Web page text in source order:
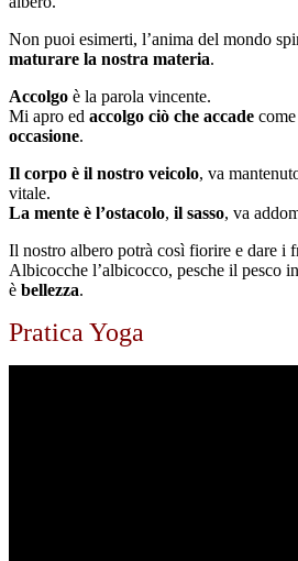
Non puoi esimerti, l’anima del mondo
maturare la nostra materia.
Accolgo è la parola vincente.
Mi apro ed accolgo ciò che accade
occasione.
Il corpo è il nostro veicolo, va
vitale.
La mente è l’ostacolo, il sasso, va
Il nostro albero potrà così fiorire e dare i
Albicocche l’albicocco, pesche il pesco
è bellezza.
Pratica Yoga